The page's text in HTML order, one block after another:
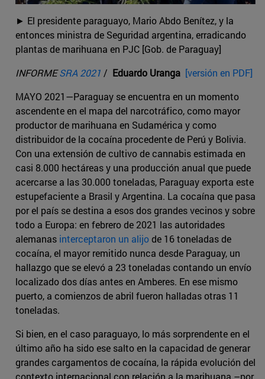
► El presidente paraguayo, Mario Abdo Benítez, y la
entonces ministra de Seguridad argentina, erradicando
plantas de marihuana en PJC [Gob. de Paraguay]
INFORMESRA 2021 / Eduardo Uranga [versión en PDF]
MAYO 2021—Paraguay se encuentra en un momento
ascendente en el mapa del narcotráfico, como mayor
productor de marihuana en Sudamérica y como
distribuidor de la cocaína procedente de Perú y Bolivia.
Con una extensión de cultivo de cannabis estimada en
casi 8.000 hectáreas y una producción anual que puede
acercarse a las 30.000 toneladas, Paraguay exporta este
estupefaciente a Brasil y Argentina. La cocaína que pasa
por el país se destina a esos dos grandes vecinos y sobre
todo a Europa: en febrero de 2021 las autoridades
alemanas interceptaron un alijode 16 toneladas de
cocaína, el mayor remitido nunca desde Paraguay, un
hallazgo que se elevó a 23 toneladas contando un envío
localizado dos días antes en Amberes. En ese mismo
puerto, a comienzos de abril fueron halladas otras 11
toneladas.
Si bien, en el caso paraguayo, lo más sorprendente en el
último año ha sido ese salto en la capacidad de generar
grandes cargamentos de cocaína, la rápida evolución del
contexto internacional con relación a la marihuana –por